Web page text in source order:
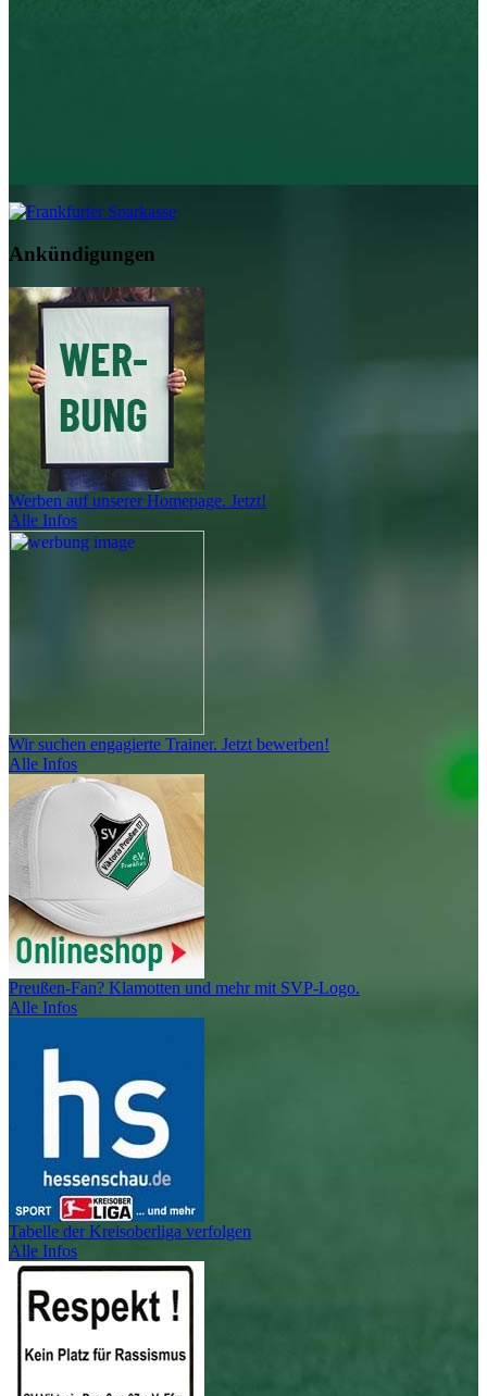
Ankündigungen
Werben auf unserer Homepage. Jetzt!
Alle Infos
Wir suchen engagierte Trainer. Jetzt bewerben!
Alle Infos
Preußen-Fan? Klamotten und mehr mit SVP-Logo.
Alle Infos
Tabelle der Kreisoberliga verfolgen
Alle Infos